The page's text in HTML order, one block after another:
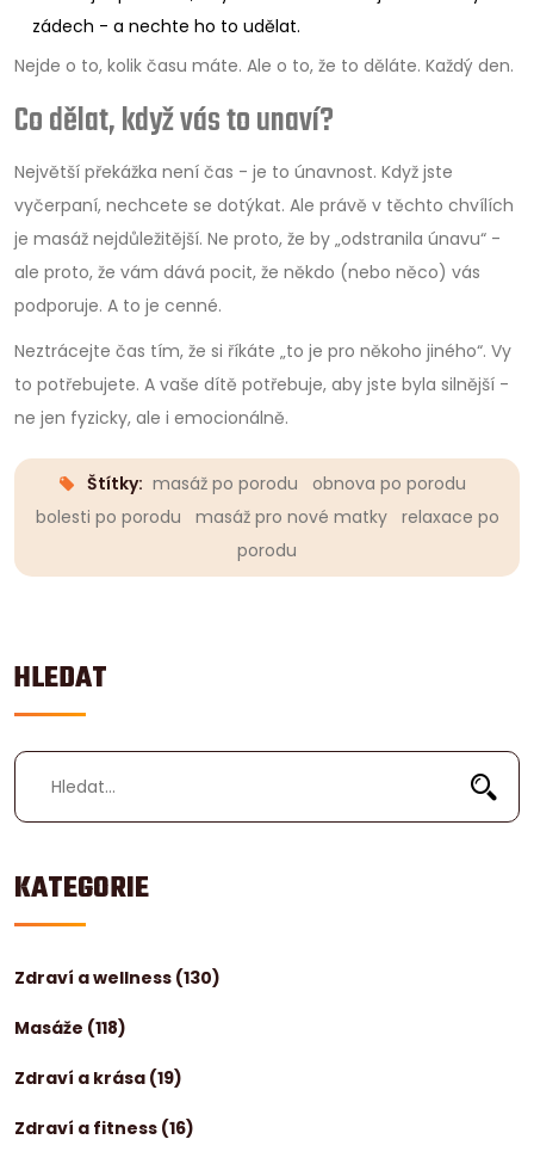
HLEDAT
KATEGORIE
Zdraví a wellness (130)
Masáže (118)
Zdraví a krása (19)
Zdraví a fitness (16)
zádech - a nechte ho to udělat.
Nejde o to, kolik času máte. Ale o to, že to děláte. Každý den.
Co dělat, když vás to unaví?
Největší překážka není čas - je to únavnost. Když jste
vyčerpaní, nechcete se dotýkat. Ale právě v těchto chvílích
je masáž nejdůležitější. Ne proto, že by „odstranila únavu“ -
ale proto, že vám dává pocit, že někdo (nebo něco) vás
podporuje. A to je cenné.
Neztrácejte čas tím, že si říkáte „to je pro někoho jiného“. Vy
to potřebujete. A vaše dítě potřebuje, aby jste byla silnější -
ne jen fyzicky, ale i emocionálně.
Štítky: masáž po porodu
obnova po porodu
bolesti po porodu
masáž pro nové matky
relaxace po
porodu